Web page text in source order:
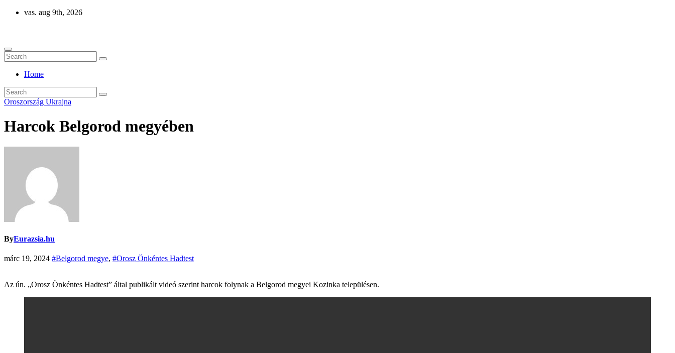
Skip
vas. aug 9th, 2026
Home
Oroszország Ukrajna
Harcok Belgorod megyében
ByEurazsia.hu
márc 19, 2024 #Belgorod megye, #Orosz Önkéntes Hadtest
Az ún. „Orosz Önkéntes Hadtest” által publikált videó szerint harcok folynak a Belgorod megyei Kozinka településen.